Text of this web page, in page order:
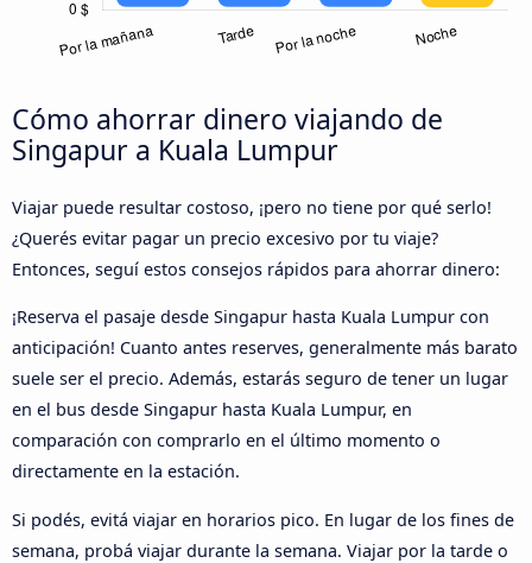
Cómo ahorrar dinero viajando de
Singapur a Kuala Lumpur
Viajar puede resultar costoso, ¡pero no tiene por qué serlo!
¿Querés evitar pagar un precio excesivo por tu viaje?
Entonces, seguí estos consejos rápidos para ahorrar dinero:
¡Reserva el pasaje desde Singapur hasta Kuala Lumpur con
anticipación! Cuanto antes reserves, generalmente más barato
suele ser el precio. Además, estarás seguro de tener un lugar
en el bus desde Singapur hasta Kuala Lumpur, en
comparación con comprarlo en el último momento o
directamente en la estación.
Si podés, evitá viajar en horarios pico. En lugar de los fines de
semana, probá viajar durante la semana. Viajar por la tarde o